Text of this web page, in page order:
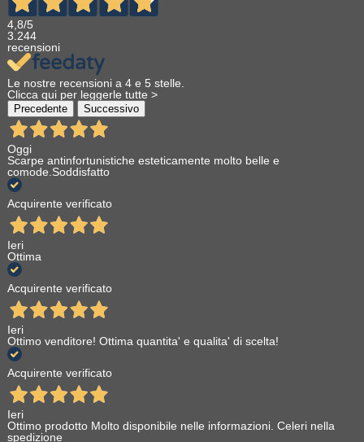
4,8/5
3.244
recensioni
Le nostre recensioni a 4 e 5 stelle.
Clicca qui per leggerle tutte >
Precedente Successivo
Oggi
Scarpe antinfortunistiche esteticamente molto belle e
comode.Soddisfatto
Acquirente verificato
Ieri
Ottima
Acquirente verificato
Ieri
Ottimo venditore! Ottima quantita' e qualita' di scelta!
Acquirente verificato
Ieri
Ottimo prodotto Molto disponibile nelle informazioni. Celeri nella
spedizione